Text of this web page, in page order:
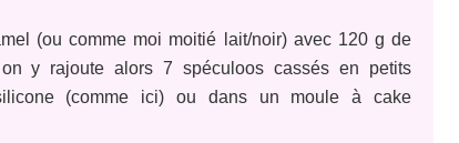
(ou comme moi moitié lait/noir) avec 120 g de
y rajoute alors 7 spéculoos cassés en petits
(comme ici) ou dans un moule à cake